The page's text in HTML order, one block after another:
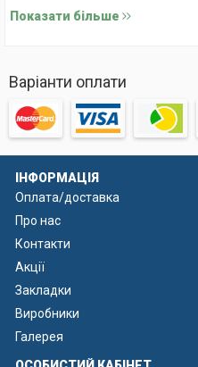
Ця матриця розроблена для
максимально точно передати
секції оформлений у вигляді
гармонії всьому паркану.
легкість конструкції,
повітря. Це робить паркан
зеленими насадженнями або
зберегти природне освітлення.
Показати більше
Варіанти оплати
ІНФОРМАЦІЯ
Оплата/доставка
Про нас
Контакти
Акції
Закладки
Виробники
Галерея